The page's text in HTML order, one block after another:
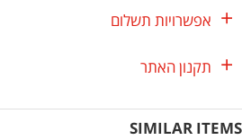
אפשרויות תשלום
תקנון האתר
SIMILAR ITEMS